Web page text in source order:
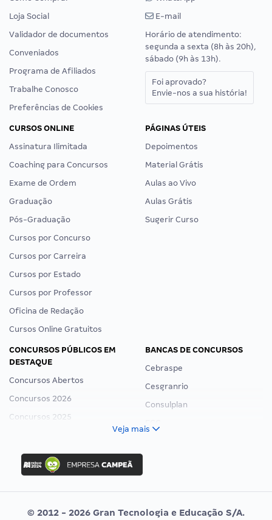
Loja Social
Validador de documentos
Conveniados
Programa de Afiliados
Trabalhe Conosco
Preferências de Cookies
E-mail
Horário de atendimento:
segunda a sexta (8h às 20h),
sábado (9h às 13h).
Foi aprovado?
Envie-nos a sua história!
CURSOS ONLINE
Assinatura Ilimitada
Coaching para Concursos
Exame de Ordem
Graduação
Pós-Graduação
Cursos por Concurso
Cursos por Carreira
Cursos por Estado
Cursos por Professor
Oficina de Redação
Cursos Online Gratuitos
PÁGINAS ÚTEIS
Depoimentos
Material Grátis
Aulas ao Vivo
Aulas Grátis
Sugerir Curso
CONCURSOS PÚBLICOS EM
DESTAQUE
Concursos Abertos
Concursos 2026
Concursos 2025
Concurso Ibama
Concurso MPU
Editais publicados
BANCAS DE CONCURSOS
Cebraspe
Cesgranrio
Consulplan
Vunesp
Veja mais
© 2012 - 2026 Gran Tecnologia e Educação S/A.